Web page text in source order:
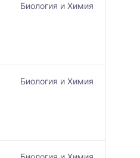
Биология и Химия
Биология и Химия